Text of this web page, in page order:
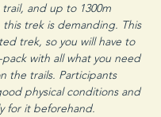
and up to 1300m
this trek is demanding. This
trek, so you will have to
pack with all what you need
the trails. Participants
physical conditions and
for it beforehand.